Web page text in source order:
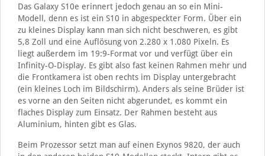
Das Galaxy S10e erinnert jedoch genau an so ein Mini-
Modell, denn es ist ein S10 in abgespeckter Form. Über ein
zu kleines Display kann man sich nicht beschweren, es gibt
5,8 Zoll und eine Auflösung von 2.280 x 1.080 Pixeln. Es
liegt außerdem im 19:9-Format vor und verfügt über ein
Infinity-O-Display. Es gibt also fast keinen Rahmen mehr und
die Frontkamera ist oben rechts im Display untergebracht
(ein kleines Loch im Bildschirm). Anders als seine Brüder ist
es vorne an den Seiten nicht abgerundet, es kommt ein
flaches Display zum Einsatz. Der Rahmen besteht aus
Aluminium, hinten gibt es Glas.
Beim Prozessor setzt man auf einen Exynos 9820, der auch